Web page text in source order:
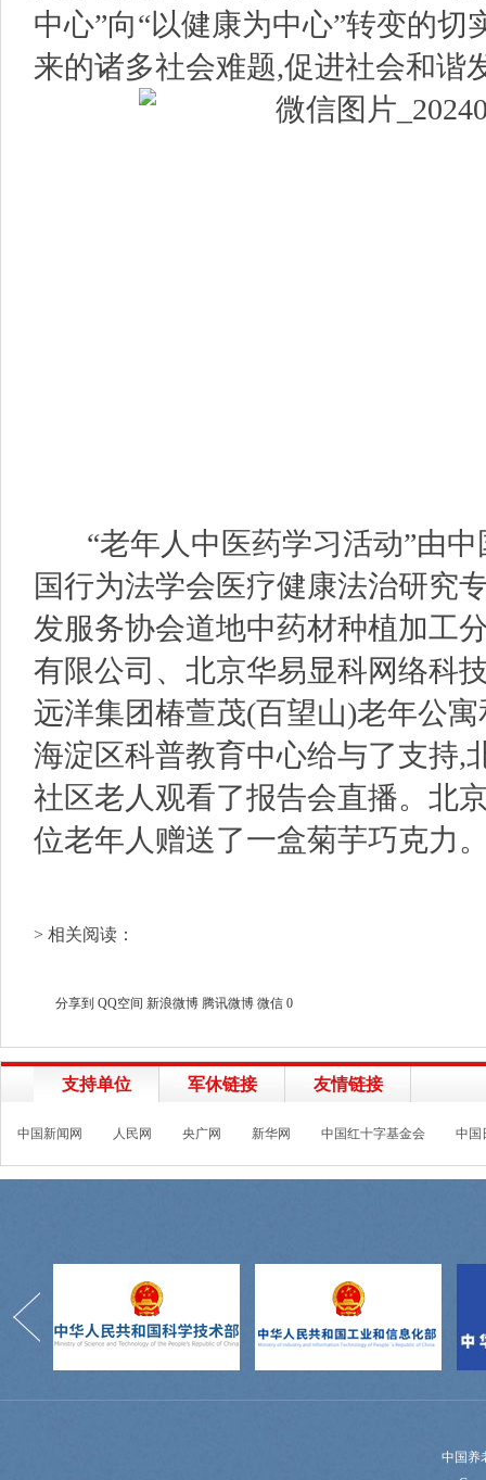
中心”向“以健康为中心”转变的
来的诸多社会难题,促进社会和谐
“老年人中医药学习活动”由中
国行为法学会医疗健康法治研究
发服务协会道地中药材种植加工
有限公司、北京华易显科网络科
远洋集团椿萱茂(百望山)老年公
海淀区科普教育中心给与了支持,
社区老人观看了报告会直播。北
位老年人赠送了一盒菊芋巧克力
> 相关阅读：
分享到 QQ空间 新浪微博 腾讯微博 微信 0
支持单位 军休链接 友情链接
中国新闻网 人民网 央广网 新华网 中国红十字基金会 中国
中国养